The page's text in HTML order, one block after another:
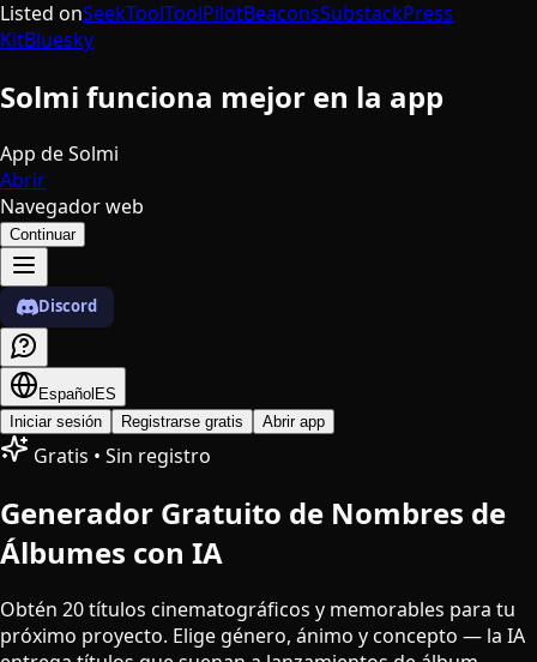
Listed onSeekToolToolPilotBeaconsSubstackPress
KitBluesky
Solmi funciona mejor en la app
App de Solmi
Abrir
Navegador web
Continuar
Discord
Español ES
Iniciar sesión
Registrarse gratis Abrir app
Gratis • Sin registro
Generador Gratuito de Nombres de
Álbumes con IA
Obtén 20 títulos cinematográficos y memorables para tu
próximo proyecto. Elige género, ánimo y concepto — la IA